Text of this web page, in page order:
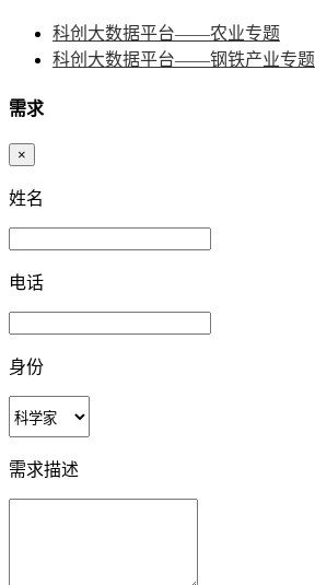
科创大数据平台——农业专题
科创大数据平台——钢铁产业专题
需求
×
姓名
电话
身份
需求描述